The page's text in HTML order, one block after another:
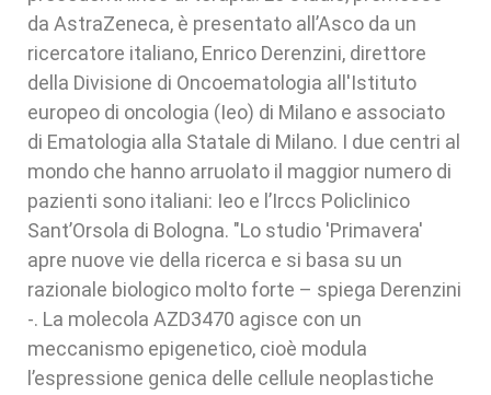
da AstraZeneca, è presentato all’Asco da un
ricercatore italiano, Enrico Derenzini, direttore
della Divisione di Oncoematologia all'Istituto
europeo di oncologia (Ieo) di Milano e associato
di Ematologia alla Statale di Milano. I due centri al
mondo che hanno arruolato il maggior numero di
pazienti sono italiani: Ieo e l’Irccs Policlinico
Sant’Orsola di Bologna. "Lo studio 'Primavera'
apre nuove vie della ricerca e si basa su un
razionale biologico molto forte – spiega Derenzini
-. La molecola AZD3470 agisce con un
meccanismo epigenetico, cioè modula
l’espressione genica delle cellule neoplastiche